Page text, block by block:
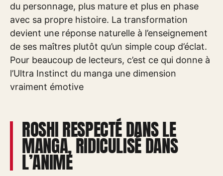
du personnage, plus mature et plus en phase
avec sa propre histoire. La transformation
devient une réponse naturelle à l’enseignement
de ses maîtres plutôt qu’un simple coup d’éclat.
Pour beaucoup de lecteurs, c’est ce qui donne à
l’Ultra Instinct du manga une dimension
vraiment émotive
ROSHI RESPECTÉ DANS LE
MANGA, RIDICULISÉ DANS
L’ANIME